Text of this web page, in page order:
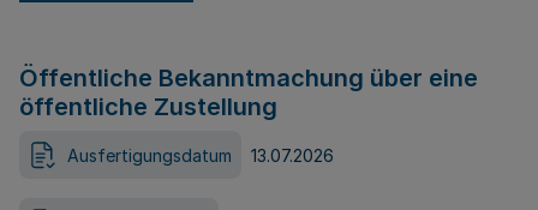
Öffentliche Bekanntmachung über eine
öffentliche Zustellung
Ausfertigungsdatum 13.07.2026